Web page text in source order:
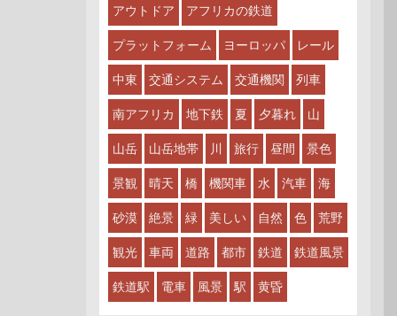
アウトドア アフリカの鉄道
プラットフォーム ヨーロッパ レール
中東 交通システム 交通機関 列車
南アフリカ 地下鉄 夏 夕暮れ 山
山岳 山岳地帯 川 旅行 昼間 景色
景観 晴天 橋 機関車 水 汽車 海
砂漠 絶景 緑 美しい 自然 色 荒野
観光 車両 道路 都市 鉄道 鉄道風景
鉄道駅 電車 風景 駅 黄昏